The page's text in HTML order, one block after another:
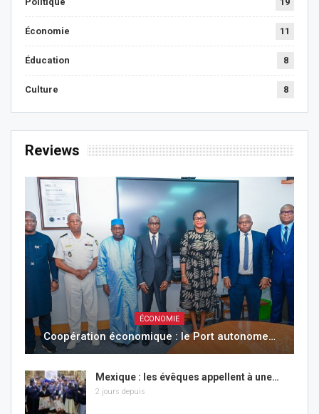
Économie 11
Éducation 8
Culture 8
Reviews
ÉCONOMIE
Coopération économique : le Port autonome…
Mexique : les évêques appellent à une…
2 jours depuis